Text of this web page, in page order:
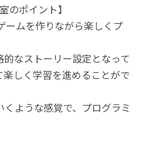
のポイント】
ムを作りながら楽しくプ
なストーリー設定となって
しく学習を進めることがで
ような感覚で、プログラミ